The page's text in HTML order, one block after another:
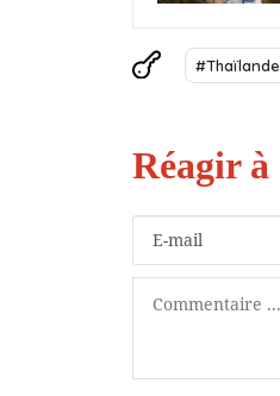
#Thaïlande